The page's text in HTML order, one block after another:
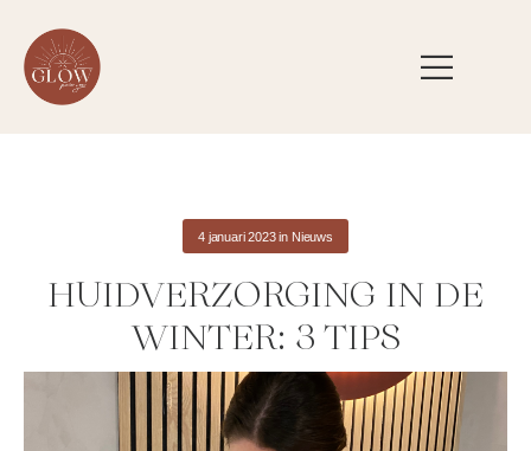
4 januari 2023in Nieuws
HUIDVERZORGING IN DE
WINTER: 3 TIPS